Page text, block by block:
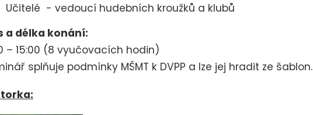
Učitelé - vedoucí hudebních kroužků a klubů
a délka konání:
– 15:00 (8 vyučovacích hodin)
splňuje podmínky MŠMT k DVPP a lze jej hradit ze šablon.